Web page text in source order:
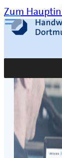
Zum
Suche